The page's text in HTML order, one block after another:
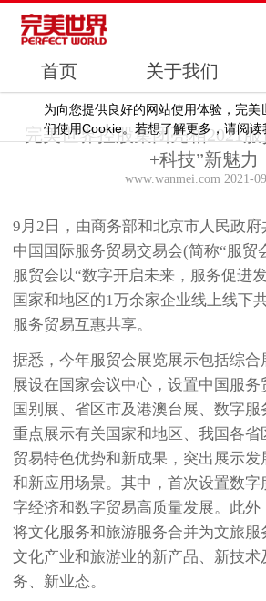
为向您提供良好的网站使用体验，完
们使用Cookie。若想了解更多，请阅读
首页 关于我们
完美世界控股集团亮相2021
+科技”新魅力
www.wanmei.com 2021-
9月2日，由商务部和北京市人民政
中国国际服务贸易交易会(简称“服贸
服贸会以“数字开启未来，服务促进
国家和地区的1万余家企业线上线下
服务贸易互惠共享。
据悉，今年服贸会展览展示包括综合
展设在国家会议中心，设置中国服务
国别展、省区市及港澳台展、数字
重点展示有关国家和地区、我国各省
贸易特色优势和新成果，突出展示发
和新应用场景。其中，首次设置数字
字经济和数字贸易高质量发展。此外
将文化服务和旅游服务合并为文旅
文化产业和旅游业的新产品、新技术
务、新业态。